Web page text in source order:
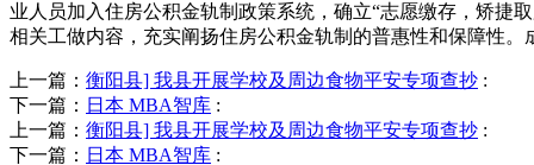
业人员加入住房公积金轨制政策系统，确立“志愿缴存，矫捷
相关工做内容，充实阐扬住房公积金轨制的普惠性和保障性。
上一篇： 衡阳县] 我县开展学校及周边食物平安专项查抄 :
下一篇： 日本 MBA智库 :
上一篇： 衡阳县] 我县开展学校及周边食物平安专项查抄 :
下一篇： 日本 MBA智库 :